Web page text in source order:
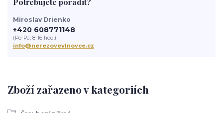
Zboží zařazeno v kategoriích
Miroslav Drienko
+420 608771148
(Po-Pá, 8-16 hod.)
info@nerezovevlnovce.cz